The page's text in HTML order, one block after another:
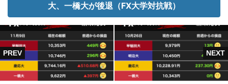
大、一橋大が後退（FX大学対抗戦）